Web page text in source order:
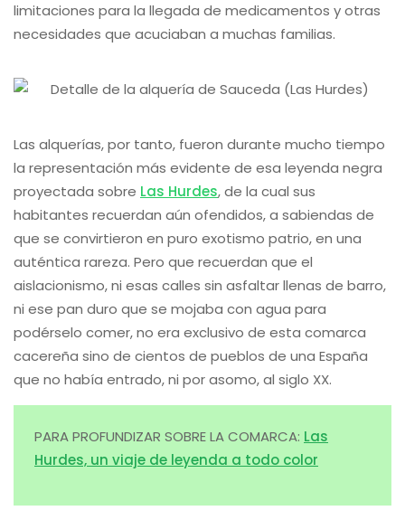
limitaciones para la llegada de medicamentos y otras
necesidades que acuciaban a muchas familias.
Las alquerías, por tanto, fueron durante mucho tiempo
la representación más evidente de esa leyenda negra
proyectada sobre Las Hurdes, de la cual sus
habitantes recuerdan aún ofendidos, a sabiendas de
que se convirtieron en puro exotismo patrio, en una
auténtica rareza. Pero que recuerdan que el
aislacionismo, ni esas calles sin asfaltar llenas de barro,
ni ese pan duro que se mojaba con agua para
podérselo comer, no era exclusivo de esta comarca
cacereña sino de cientos de pueblos de una España
que no había entrado, ni por asomo, al siglo XX.
PARA PROFUNDIZAR SOBRE LA COMARCA: Las
Hurdes, un viaje de leyenda a todo color